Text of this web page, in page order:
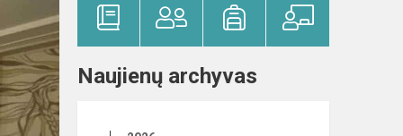
Naujienų archyvas